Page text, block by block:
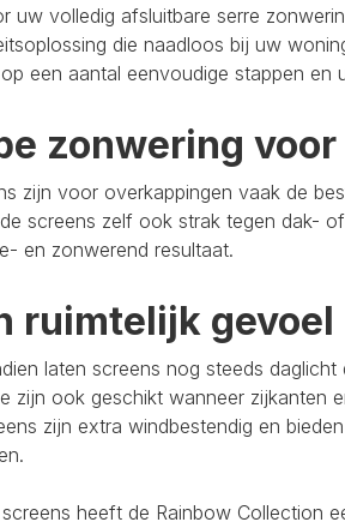
uw volledig afsluitbare serre
die naadloos bij uw
een aantal eenvoudige stappen en
zonwering voor
zijn voor overkappingen vaak de
screens zelf ook strak tegen dak-
en zonwerend resultaat.
ruimtelijk gevoel
laten screens nog steeds
zijn ook geschikt wanneer zijkanten
zijn extra windbestendig en
heeft de Rainbow Collection